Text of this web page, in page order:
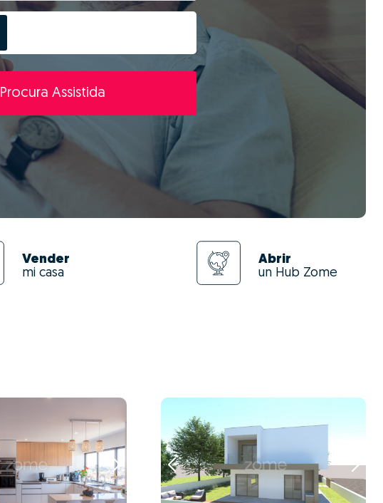
Procura Assistida
Vender
mi casa
Abrir
un Hub Zome